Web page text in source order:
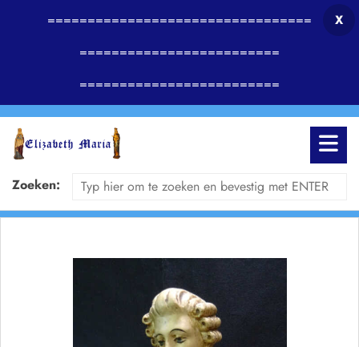
=================================
=========================
=========================
X
Zoeken: